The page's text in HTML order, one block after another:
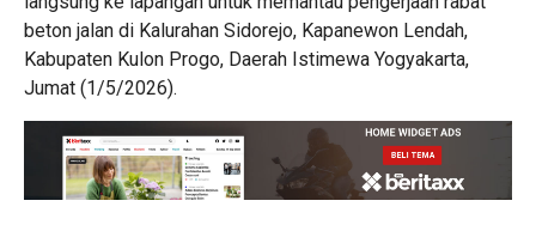
beton jalan di Kalurahan Sidorejo, Kapanewon Lendah,
Kabupaten Kulon Progo, Daerah Istimewa Yogyakarta,
Jumat (1/5/2026).